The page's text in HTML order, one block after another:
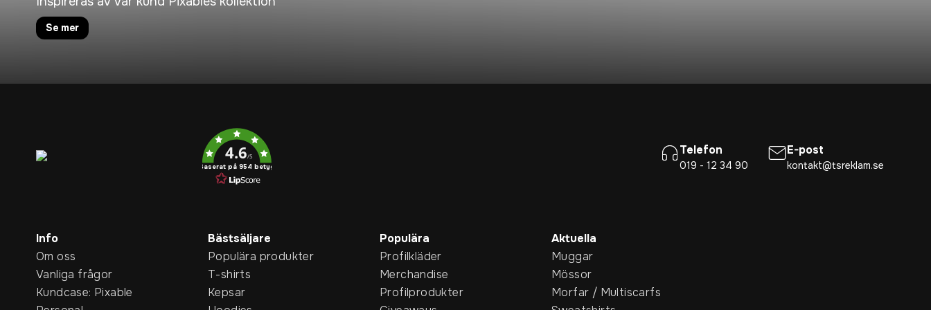
Se mer
4.6/5
Baserat på 954 betyg
Telefon
019 - 12 34 90
E-post
kontakt@tsreklam.se
Info
Om oss
Vanliga frågor
Kundcase: Pixable
Bästsäljare
Populära produkter
T-shirts
Kepsar
Populära
Profilkläder
Merchandise
Profilprodukter
Aktuella
Muggar
Mössor
Morfar / Multiscarfs